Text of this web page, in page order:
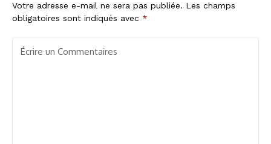
Votre adresse e-mail ne sera pas publiée. Les champs
obligatoires sont indiqués avec *